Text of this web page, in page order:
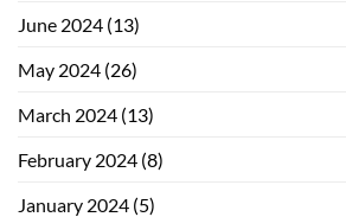
June 2024 (13)
May 2024 (26)
March 2024 (13)
February 2024 (8)
January 2024 (5)